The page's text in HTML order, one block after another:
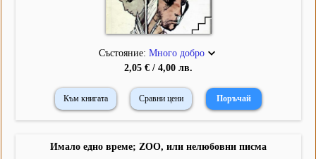
Състояние: Много добро
2,05 € / 4,00 лв.
Към книгата Сравни цени
Имало едно време; ZOO, или нелюбовни писма